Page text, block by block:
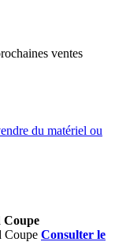
ventes
Consulter le